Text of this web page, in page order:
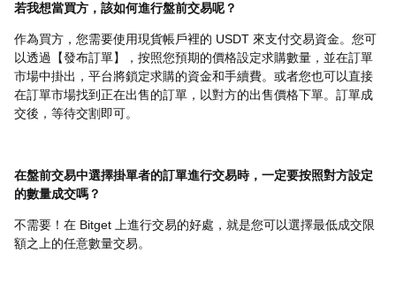
若我想當買方，該如何進行盤前交易呢？
作為買方，您需要使用現貨帳戶裡的 USDT 來支付交易資金。您可
以透過【發布訂單】，按照您預期的價格設定求購數量，並在訂單
市場中掛出，平台將鎖定求購的資金和手續費。或者您也可以直接
在訂單市場找到正在出售的訂單，以對方的出售價格下單。訂單成
交後，等待交割即可。
在盤前交易中選擇掛單者的訂單進行交易時，一定要按照對方設定
的數量成交嗎？
不需要！在 Bitget 上進行交易的好處，就是您可以選擇最低成交限
額之上的任意數量交易。